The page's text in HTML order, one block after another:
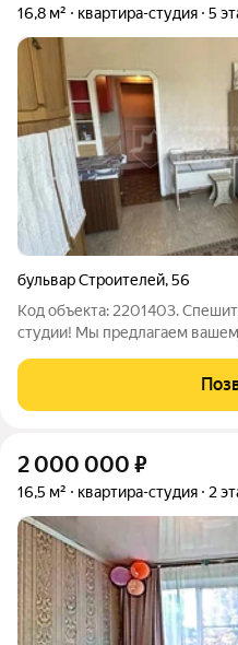
16,8 м² квартира-студия 5
бульвар Строителей,56
Код объекта: 2201403.
студии! Мы предлагаем
пятом этаже девятиэтажного
ремонт, окно выходят на улицу.
2 000 000 ₽
16,5 м² квартира-студия 2